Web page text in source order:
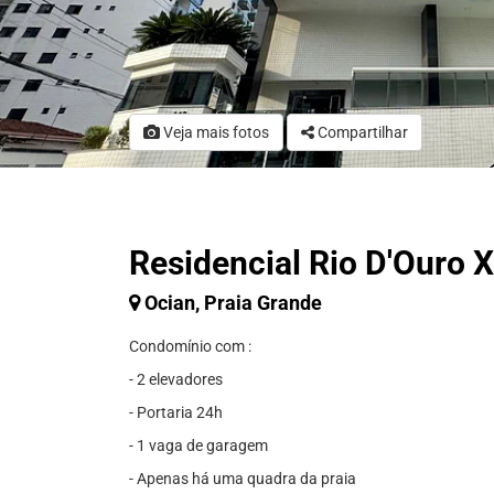
Veja mais fotos Compartilhar
Residencial Rio D'Ouro
Ocian, Praia Grande
Condomínio com :
- 2 elevadores
- Portaria 24h
- 1 vaga de garagem
- Apenas há uma quadra da praia